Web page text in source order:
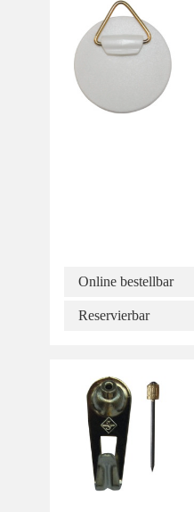
Online bestellbar
Reservierbar